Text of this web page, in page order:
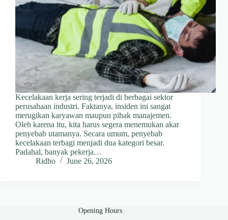
Kecelakaan kerja sering terjadi di berbagai sektor
perusahaan industri. Faktanya, insiden ini sangat
merugikan karyawan maupun pihak manajemen.
Oleh karena itu, kita harus segera menemukan akar
penyebab utamanya. Secara umum, penyebab
kecelakaan terbagi menjadi dua kategori besar.
Padahal, banyak pekerja…
Ridho
June 26, 2026
Opening Hours